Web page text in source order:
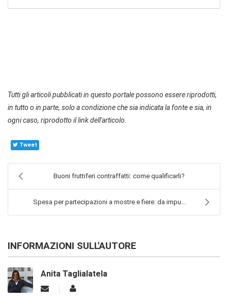
Tutti gli articoli pubblicati in questo portale possono essere riprodotti,
in tutto o in parte, solo a condizione che sia indicata la fonte e sia, in
ogni caso, riprodotto il link dell'articolo.
Tweet
Buoni fruttiferi contraffatti: come qualificarli?
Spesa per partecipazioni a mostre e fiere: da impu...
INFORMAZIONI SULL'AUTORE
Anita Taglialatela